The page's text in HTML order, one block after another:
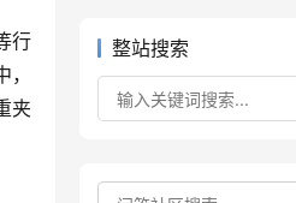
行
夹
整站搜索